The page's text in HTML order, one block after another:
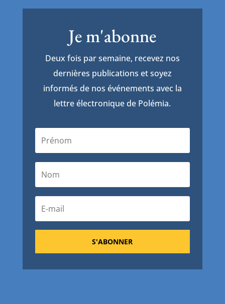
Je m'abonne
Deux fois par semaine, recevez nos
dernières publications et soyez
informés de nos événements avec la
lettre électronique de Polémia.
S'ABONNER